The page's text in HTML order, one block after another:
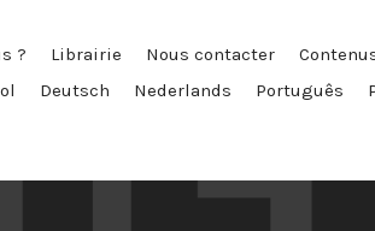
? Librairie Nous contacter
Deutsch Nederlands Português